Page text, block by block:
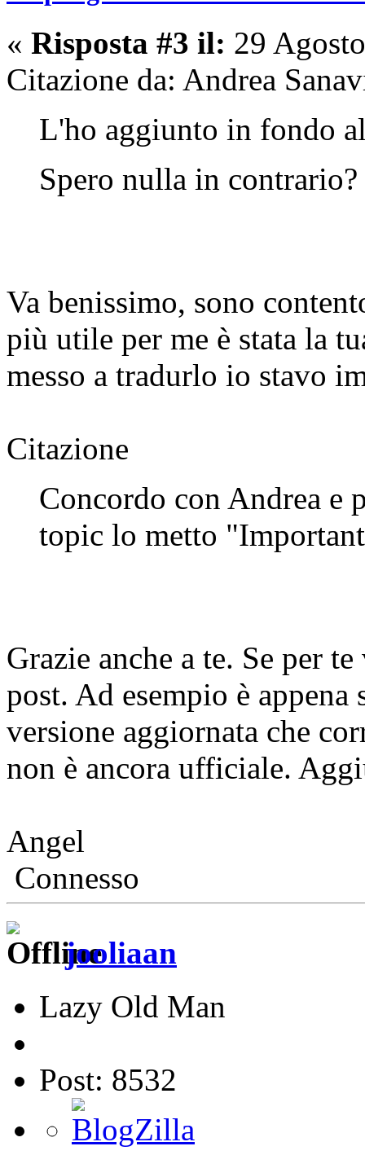
« Risposta #3 il: 29
Citazione da: Andrea
L'ho aggiunto in fondo
Spero nulla in contrario?
Va benissimo, sono
più utile per me è stata la
messo a tradurlo io stavo
Citazione
Concordo con Andrea e
topic lo metto
Grazie anche a te. Se per
post. Ad esempio è appena
versione aggiornata che
non è ancora ufficiale.
Angel
Connesso
jooliaan
Lazy Old Man
Post: 8532